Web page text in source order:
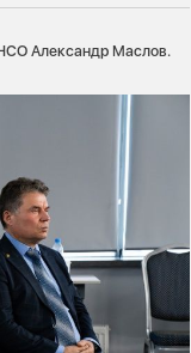
Александр Маслов.